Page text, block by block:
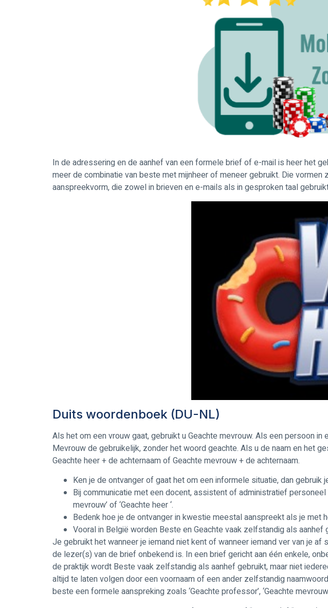
In de adressering en de aanhef van een formele brief of e-mail is heer het
meer de combinatie van beste met mijnheer of meneer gebruikt. Die
aanspreekvorm, die zowel in brieven en e-mails als in gesproken taal
Duits woordenboek (DU-NL)
Als het om een vrouw gaat, gebruikt u Geachte mevrouw. Als een persoon
Mevrouw de gebruikelijk, zonder het woord geachte. Als u de naam en het
Geachte heer + de achternaam of Geachte mevrouw + de achternaam.
Ken je de ontvanger of gaat het om een informele situatie, dan gebruik je
Bij communicatie met een docent, assistent of administratief
mevrouw’ of ‘Geachte heer ‘.
Bedenk hoe je de ontvanger in kwestie meestal aanspreekt als je met
Vooral in België worden Beste en Geachte vaak zelfstandig als aanhef
Je gebruikt het wanneer je iemand niet kent of wanneer iemand ver van je
de lezer(s) van de brief onbekend is. In een brief gericht aan één enkele,
de praktijk wordt Beste vaak zelfstandig als aanhef gebruikt, maar niet
altijd te laten volgen door een voornaam of een ander zelfstandig
beste een formele aanspreking zoals ‘Geachte professor’, ‘Geachte